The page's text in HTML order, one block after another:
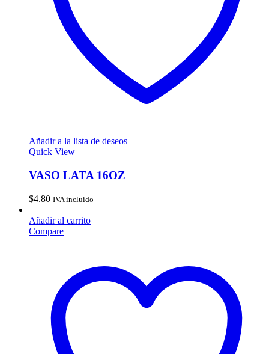
Añadir a la lista de deseos
Quick View
VASO LATA 16OZ
$4.80 IVA incluido
Añadir al carrito
Compare